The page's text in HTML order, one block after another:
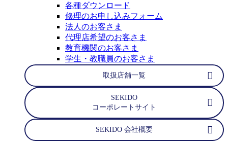
各種ダウンロード
修理のお申し込みフォーム
法人のお客さま
代理店希望のお客さま
教育機関のお客さま
学生・教職員のお客さま
取扱店舗一覧
SEKIDO
コーポレートサイト
SEKIDO 会社概要